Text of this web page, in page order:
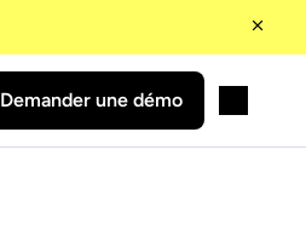
Demander une démo